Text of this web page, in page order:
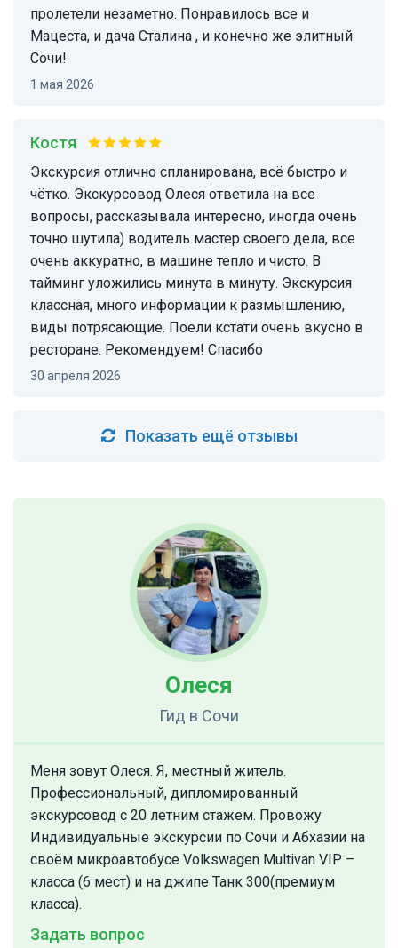
пролетели незаметно. Понравилось все и
Мацеста, и дача Сталина , и конечно же элитный
Сочи!
1 мая 2026
костя
Экскурсия отлично спланирована, всё быстро и
чётко. Экскурсовод Олеся ответила на все
вопросы, рассказывала интересно, иногда очень
точно шутила) водитель мастер своего дела, все
очень аккуратно, в машине тепло и чисто. В
тайминг уложились минута в минуту. Экскурсия
классная, много информации к размышлению,
виды потрясающие. Поели кстати очень вкусно в
ресторане. Рекомендуем! Спасибо
30 апреля 2026
Показать ещё отзывы
Олеся
Гид в Сочи
Меня зовут Олеся. Я, местный житель.
Профессиональный, дипломированный
экскурсовод с 20 летним стажем. Провожу
Индивидуальные экскурсии по Сочи и Абхазии на
своём микроавтобусе Volkswagen Multivan VIP –
класса (6 мест) и на джипе Танк 300(премиум
класса).
Задать вопрос